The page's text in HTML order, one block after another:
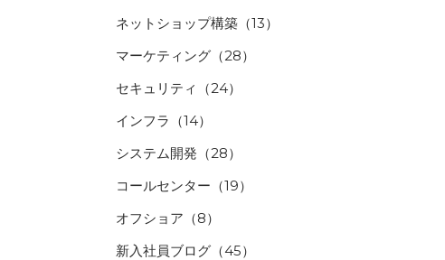
ネットショップ構築（13）
マーケティング（28）
セキュリティ
（24）
インフラ （14）
システム開発 （28）
コールセンター （19）
オフショア （8）
新入社員ブログ（45）